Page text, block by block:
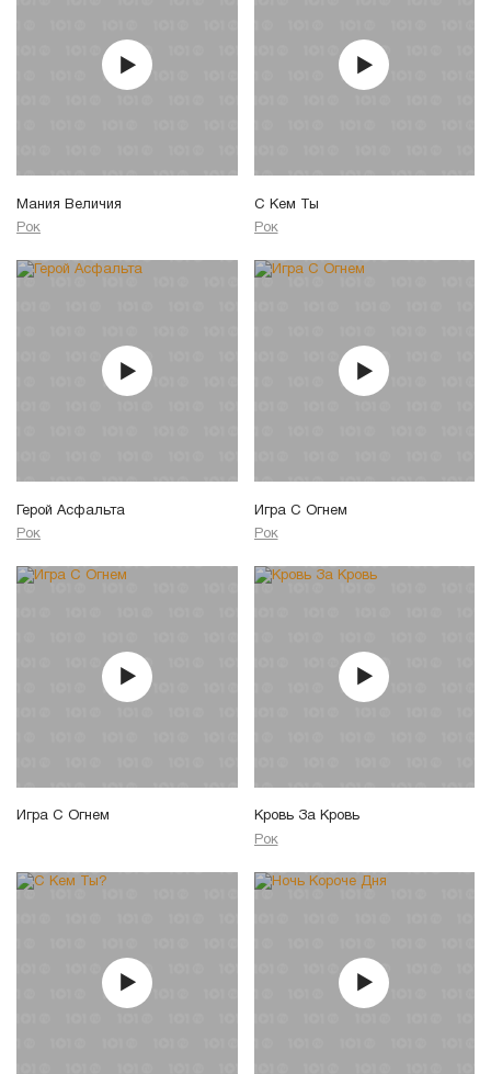
Мания Величия
Рок
С Кем Ты
Рок
Герой Асфальта
Рок
Игра С Огнем
Рок
Игра С Огнем
Кровь За Кровь
Рок